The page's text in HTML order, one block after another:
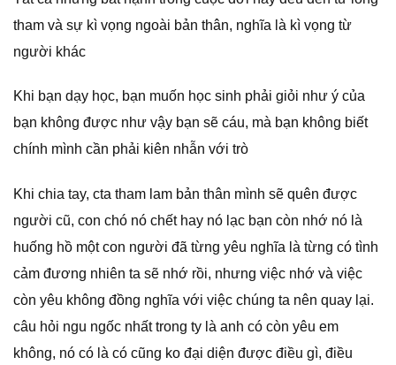
tham và sự kì vọng ngoài bản thân, nghĩa là kì vọng từ
người khác
Khi bạn dạy học, bạn muốn học sinh phải giỏi như ý của
bạn không được như vậy bạn sẽ cáu, mà bạn không biết
chính mình cần phải kiên nhẫn với trò
Khi chia tay, cta tham lam bản thân mình sẽ quên được
người cũ, con chó nó chết hay nó lạc bạn còn nhớ nó là
huống hồ một con người đã từng yêu nghĩa là từng có tình
cảm đương nhiên ta sẽ nhớ rồi, nhưng việc nhớ và việc
còn yêu không đồng nghĩa với việc chúng ta nên quay lại.
câu hỏi ngu ngốc nhất trong ty là anh có còn yêu em
không, nó có là có cũng ko đại diện được điều gì, điều